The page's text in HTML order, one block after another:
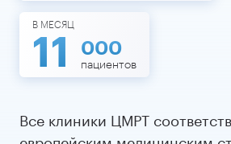
В МЕСЯЦ
11 000
пациентов
Все клиники ЦМРТ